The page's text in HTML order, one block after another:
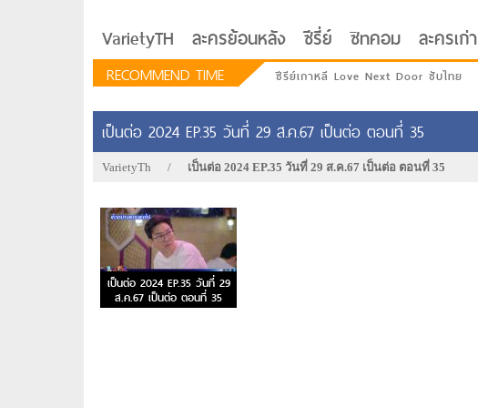
VarietyTH ละครย้อนหลัง ซีรี่ย์ ซิทคอม ละครเก่า
RECOMMEND TIME ซีรีย์เกาหลี Love Next Door ซับไทย
เป็นต่อ 2024 EP.35 วันที่ 29 ส.ค.67 เป็นต่อ ตอนที่ 35
VarietyTh / เป็นต่อ 2024 EP.35 วันที่ 29 ส.ค.67 เป็นต่อ ตอนที่ 35
เป็นต่อ 2024 EP.35 วันที่ 29
ส.ค.67 เป็นต่อ ตอนที่ 35